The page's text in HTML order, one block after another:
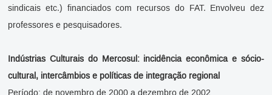
sindicais etc.) financiados com recursos do FAT. Envolveu dez
professores e pesquisadores.
Indústrias Culturais do Mercosul: incidência econômica e sócio-
cultural, intercâmbios e políticas de integração regional